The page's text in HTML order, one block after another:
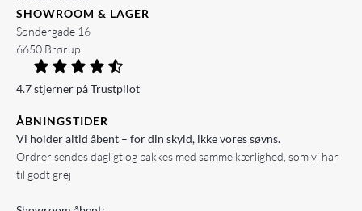
SHOWROOM & LAGER
Søndergade 16
6650 Brørup
4.7 stjerner på Trustpilot
ÅBNINGSTIDER
Vi holder altid åbent – for din skyld, ikke vores søvns.
Ordrer sendes dagligt og pakkes med samme kærlighed, som vi har
til godt grej